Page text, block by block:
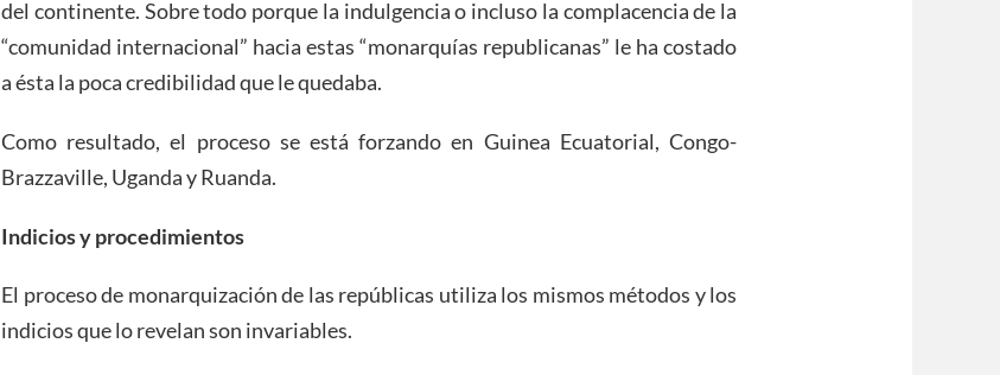
del continente. Sobre todo porque la indulgencia o incluso la complacencia de la
“comunidad internacional” hacia estas “monarquías republicanas” le ha costado
a ésta la poca credibilidad que le quedaba.
Como resultado, el proceso se está forzando en Guinea Ecuatorial, Congo-
Brazzaville, Uganda y Ruanda.
Indicios y procedimientos
El proceso de monarquización de las repúblicas utiliza los mismos métodos y los
indicios que lo revelan son invariables.